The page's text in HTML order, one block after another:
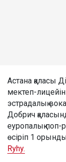
Астана қаласы
мектеп-
эстрадалық
Добрич
еуропалық поп-
өсіріп 1
Ryhy.